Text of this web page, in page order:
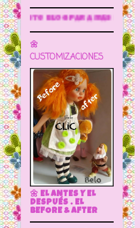
información
🌼
CUSTOMIZACIONES
🌼 EL ANTES Y EL
DESPUÉS . EL
BEFORE & AFTER